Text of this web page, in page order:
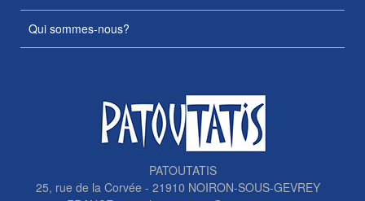
Qui sommes-nous?
PATOUTATIS
25, rue de la Corvée - 21910 NOIRON-SOUS-GEVREY